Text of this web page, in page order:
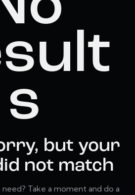
s
but your
not match
Take a moment and do a